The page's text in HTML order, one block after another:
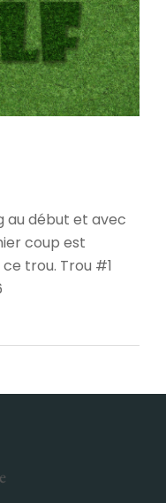
au début et avec
coup est
trou. Trou #1